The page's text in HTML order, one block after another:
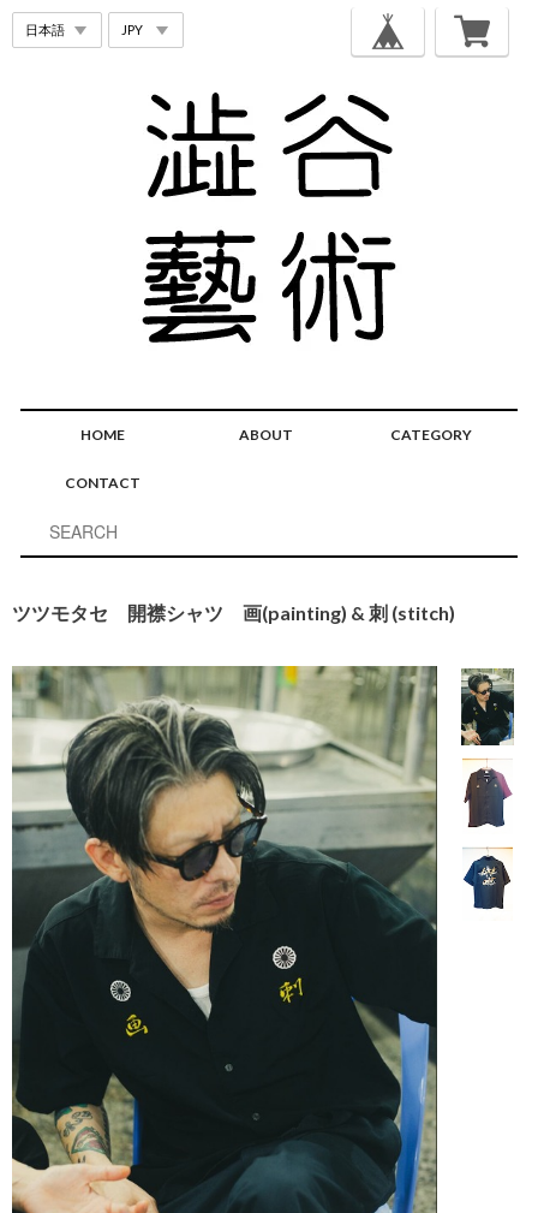
HOME ABOUT CATEGORY
CONTACT
ツツモタセ 開襟シャツ 画(painting) & 刺 (stitch)
〇Short Sleeve Open Collar Shirt 画(painting) & 刺 (stitch)